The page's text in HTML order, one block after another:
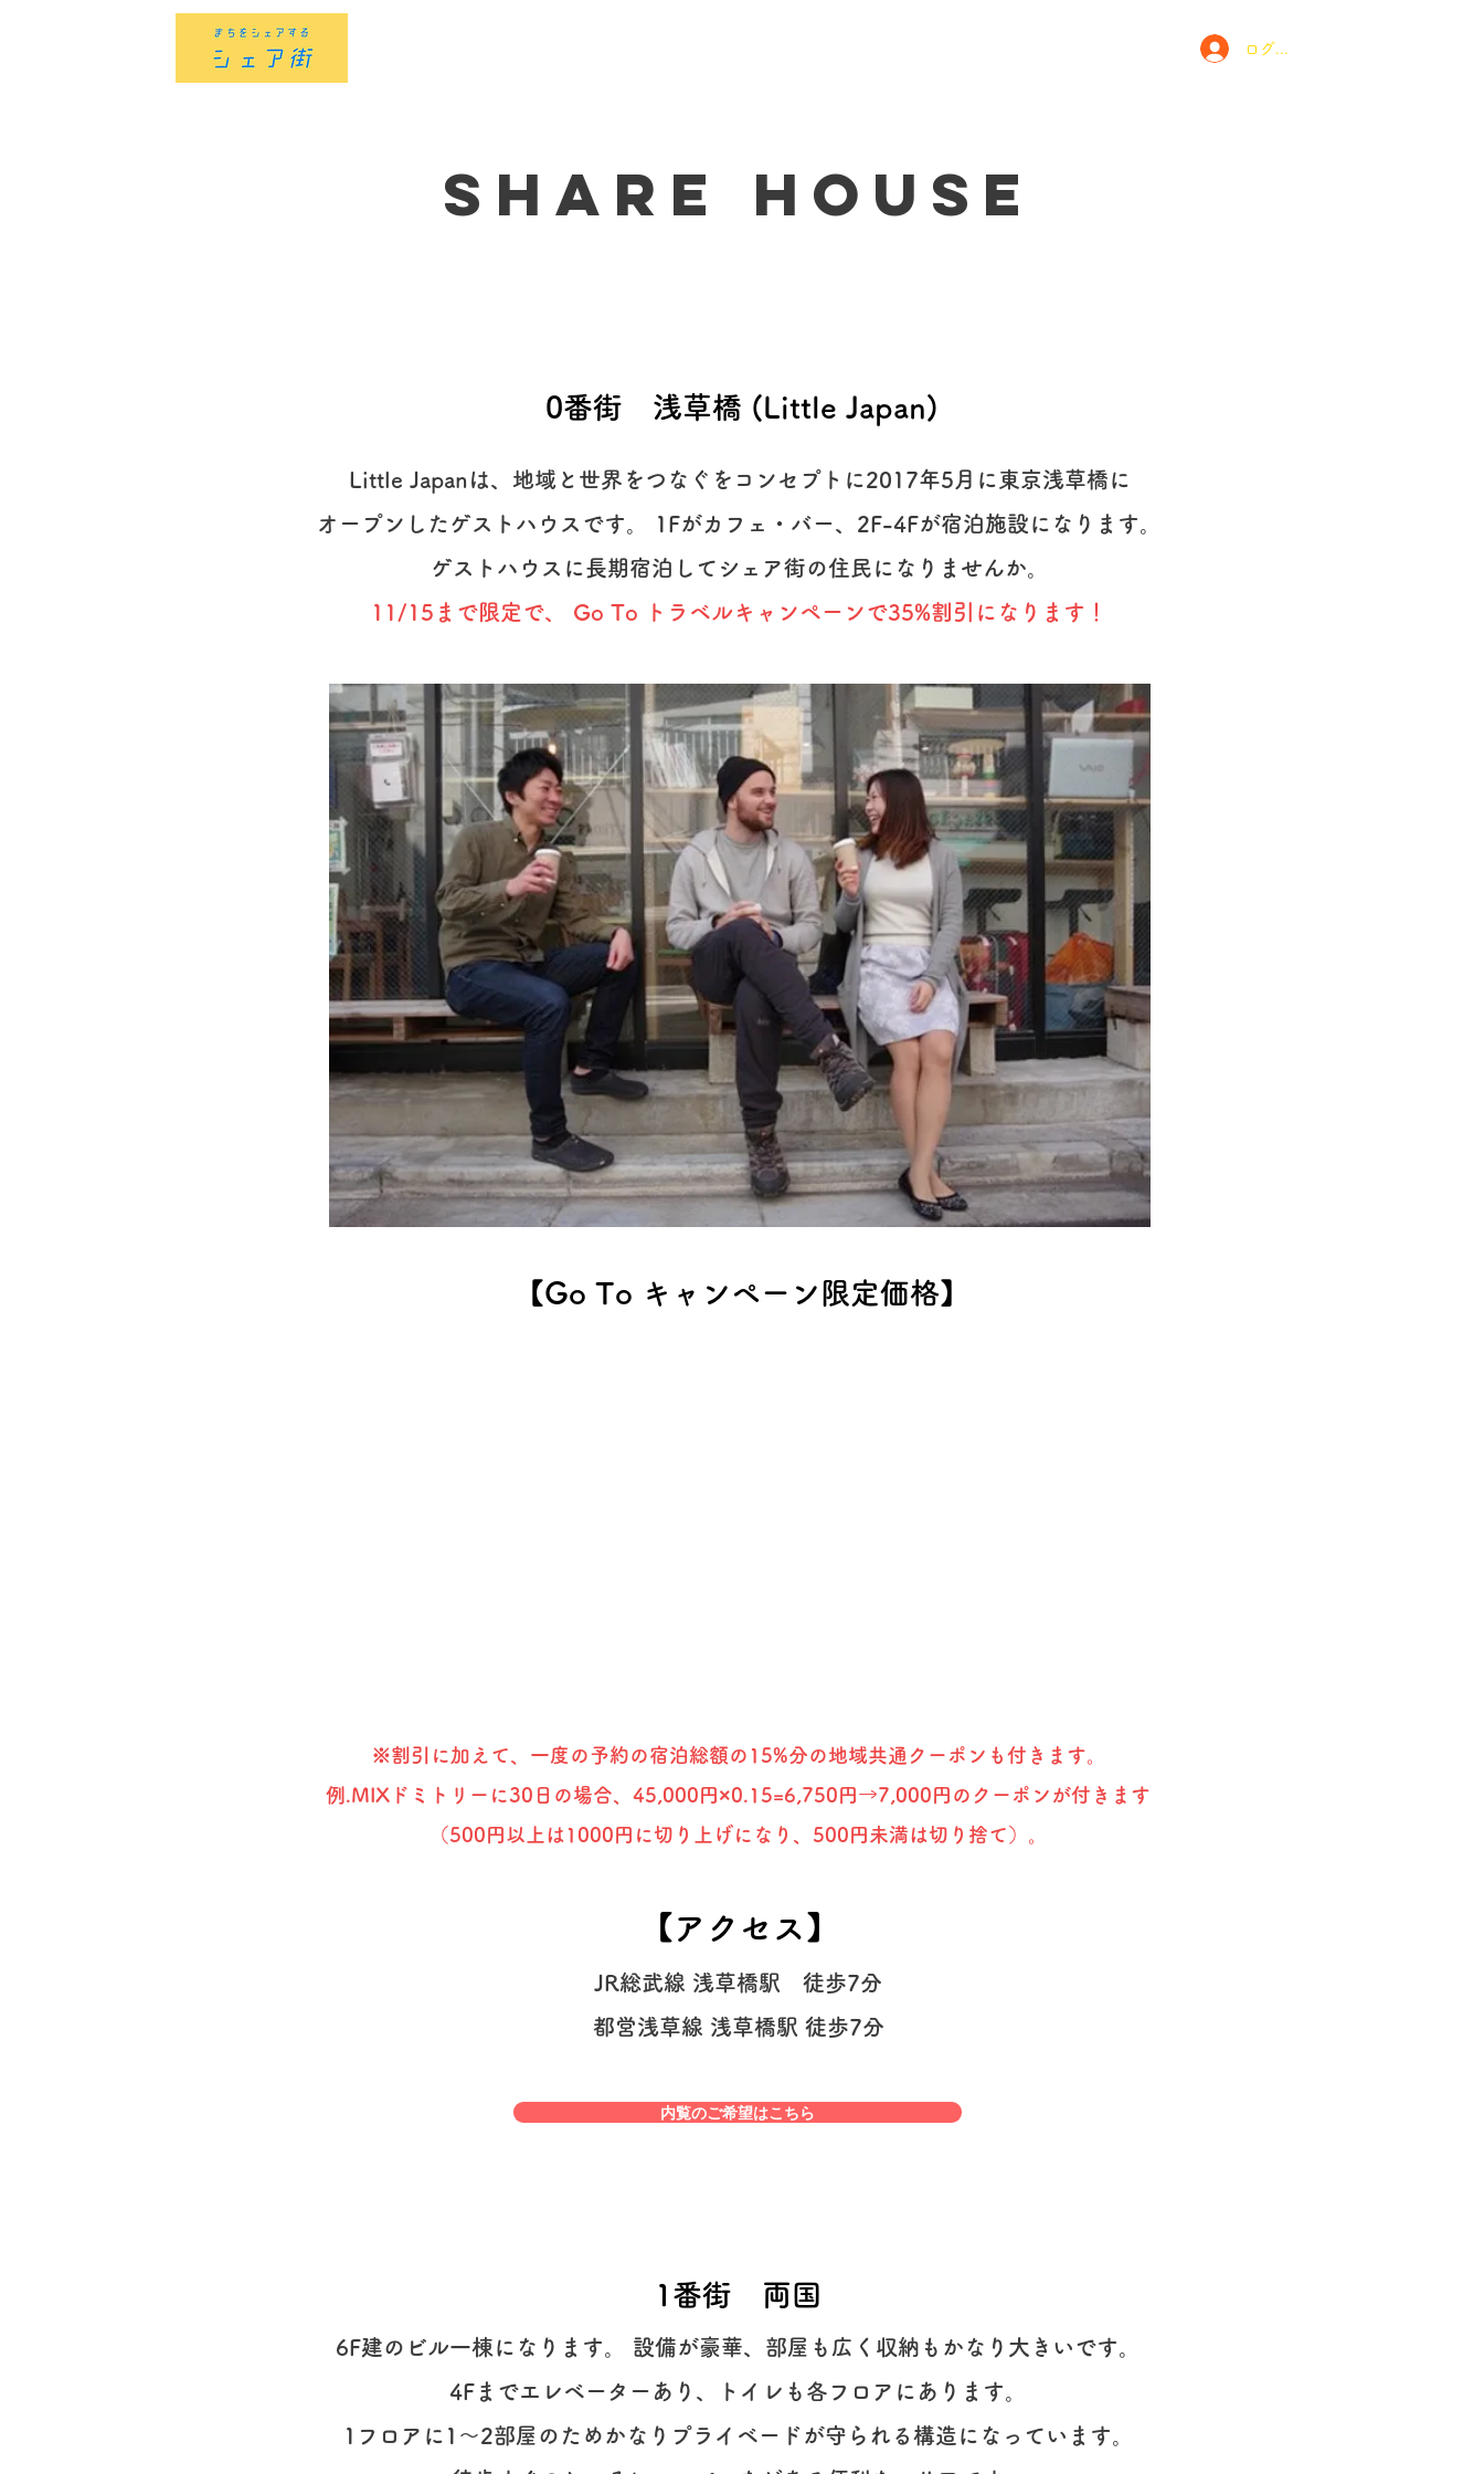
ログイン
share house
​0番街 浅草橋 (Little Japan)
​Little Japanは、地域と世界をつなぐをコンセプトに2017年5月に東京浅草橋に
オープンしたゲストハウスです。 1Fがカフェ・バー、2F-4Fが宿泊施設になります。
ゲストハウスに長期宿泊してシェア街の住民になりませんか。
11/15まで限定で、 Go To トラベルキャンペーンで35%割引になります！
​【Go To キャンペーン限定価格】
※割引に加えて、一度の予約の宿泊総額の15%分の地域共通クーポンも付きます。
例.MIXドミトリーに30日の場合、45,000円×0.15=6,750円→7,000円のクーポンが付きます
（500円以上は1000円に切り上げになり、500円未満は切り捨て）。
​【アクセス】
JR総武線 浅草橋駅 徒歩7分
都営浅草線 浅草橋駅 徒歩7分
内覧のご希望はこちら
​1番街 両国
6F建のビル一棟になります。 設備が豪華、部屋も広く収納もかなり大きいです。
4Fまでエレベーターあり、トイレも各フロアにあります。
1フロアに1〜2部屋のためかなりプライベードが守られる構造になっています。